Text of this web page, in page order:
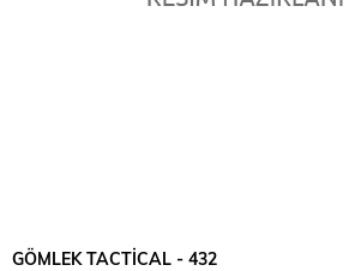
GÖMLEK TACTİCAL - 432